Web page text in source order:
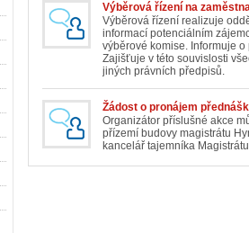
Výběrová řízení na
Výběrová řízení realizuje
informací potenciálním
výběrové komise. Informuje
Zajišťuje v této souvislosti
jiných právních předpisů.
Žádost o pronájem
Organizátor příslušné akce
přízemí budovy magistrátu
kancelář tajemníka